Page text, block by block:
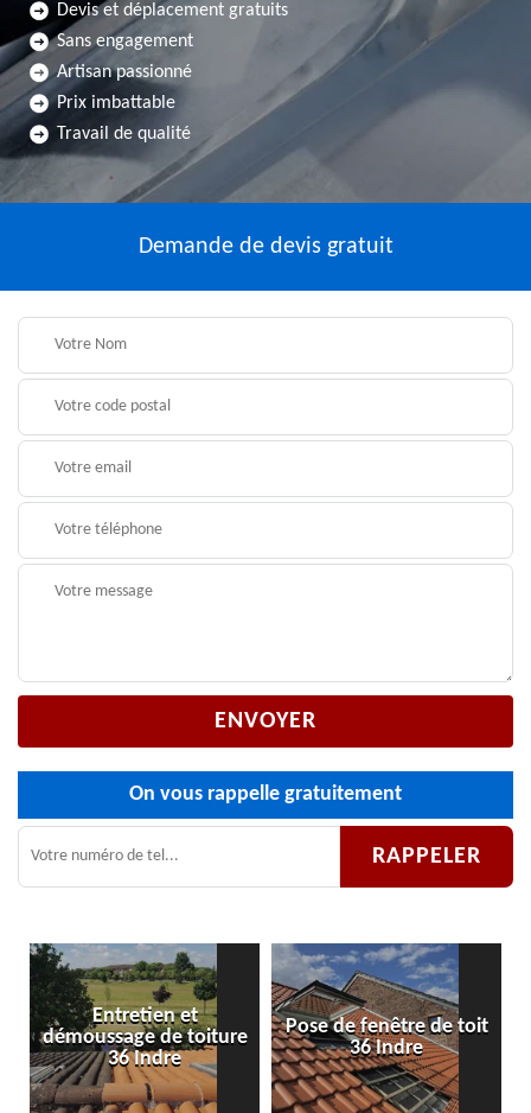
Devis et déplacement gratuits
Sans engagement
Artisan passionné
Prix imbattable
Travail de qualité
Demande de devis gratuit
On vous rappelle gratuitement
Entretien et
démoussage de toiture
36 Indre
Pose de fenêtre de toit
36 Indre